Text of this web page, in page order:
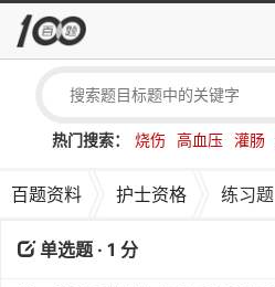
热门搜索： 烧伤 高血压 灌肠
百题资料 护士资格 练习题
单选题 · 1 分